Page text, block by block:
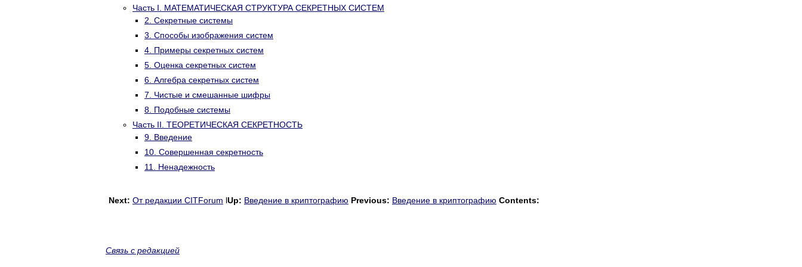
Часть I. МАТЕМАТИЧЕСКАЯ СТРУКТУРА СЕКРЕТНЫХ СИСТЕМ
2. Секретные системы
3. Способы изображения систем
4. Примеры секретных систем
5. Оценка секретных систем
6. Алгебра секретных систем
7. Чистые и смешанные шифры
8. Подобные системы
Часть II. ТЕОРЕТИЧЕСКАЯ СЕКРЕТНОСТЬ
9. Введение
10. Совершенная секретность
11. Ненадежность
Next: От редакции CITForum lUp: Введение в криптографию Previous: Введение в криптографию Contents:
Связь с редакцией